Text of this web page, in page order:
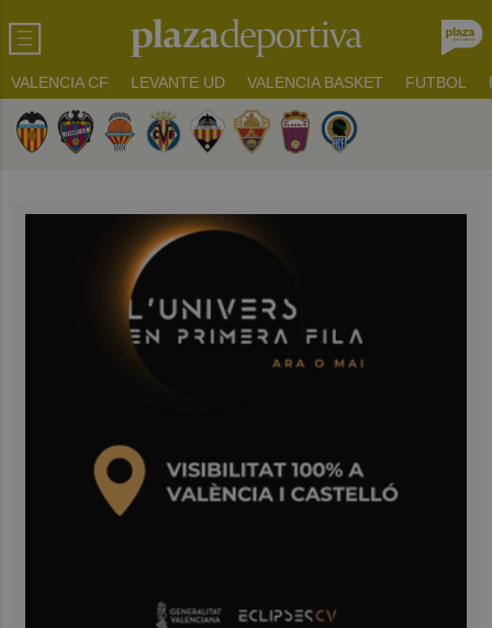
VALENCIA CF LEVANTE UD VALENCIA BASKET FUTBOL